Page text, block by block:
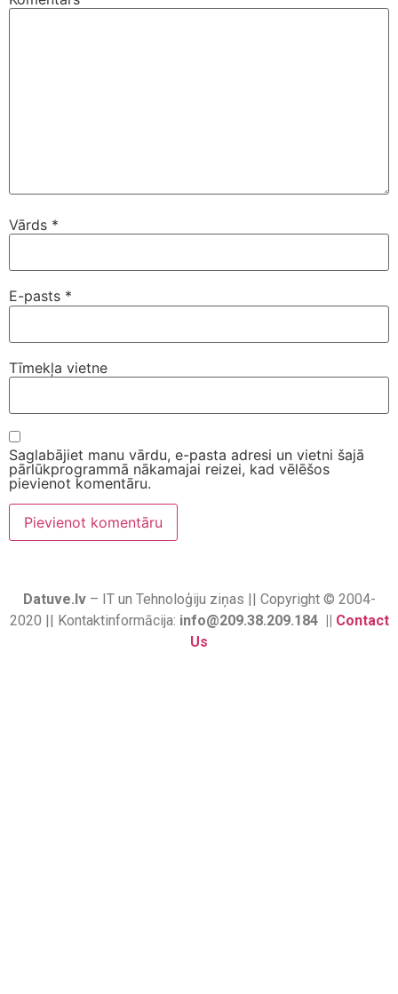
Vārds *
E-pasts *
Tīmekļa vietne
Saglabājiet manu vārdu, e-pasta adresi un vietni šajā
pārlūkprogrammā nākamajai reizei, kad vēlēšos
pievienot komentāru.
Datuve.lv– IT un Tehnoloģiju ziņas || Copyright © 2004-
2020 || Kontaktinformācija: info@209.38.209.184 || Contact
Us